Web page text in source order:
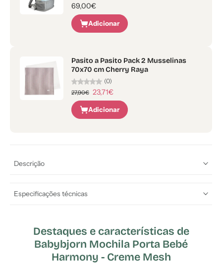
69,00€
Adicionar
Pasito a Pasito Pack 2 Musselinas
70x70 cm Cherry Raya
(0)
27,90€ 23,71€
Adicionar
Descrição
Especificações técnicas
Destaques e características de
Babybjorn Mochila Porta Bebé
Harmony - Creme Mesh